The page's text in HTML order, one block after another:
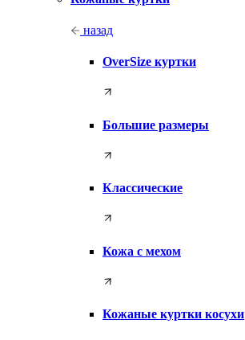
назад
OverSize куртки
Большие размеры
Классические
Кожа с мехом
Кожаные куртки косухи